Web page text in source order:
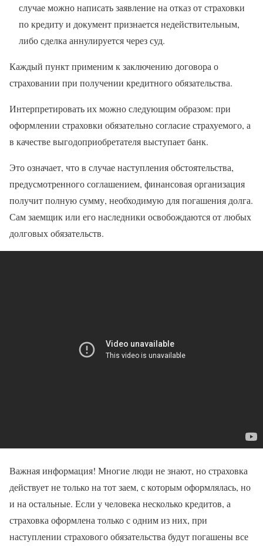
случае можно написать заявление на отказ от страховки
по кредиту и документ признается недействительным,
либо сделка аннулируется через суд.
Каждый пункт применим к заключению договора о
страховании при получении кредитного обязательства.
Интерпретировать их можно следующим образом: при
оформлении страховки обязательно согласие страхуемого, а
в качестве выгодоприобретателя выступает банк.
Это означает, что в случае наступления обстоятельства,
предусмотренного соглашением, финансовая организация
получит полную сумму, необходимую для погашения долга.
Сам заемщик или его наследники освобождаются от любых
долговых обязательств.
Важная информация! Многие люди не знают, но страховка
действует не только на тот заем, с которым оформлялась, но
и на остальные. Если у человека несколько кредитов, а
страховка оформлена только с одним из них, при
наступлении страхового обязательства будут погашены все